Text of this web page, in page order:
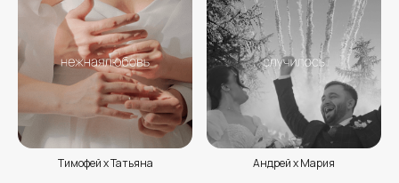
Тимофей х Татьяна Андрей х Мария